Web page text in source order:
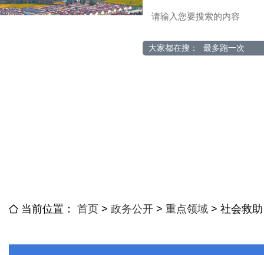
大家都在搜： 最多跑一次
当前位置： 首页 > 政务公开 > 重点领域 > 社会救助